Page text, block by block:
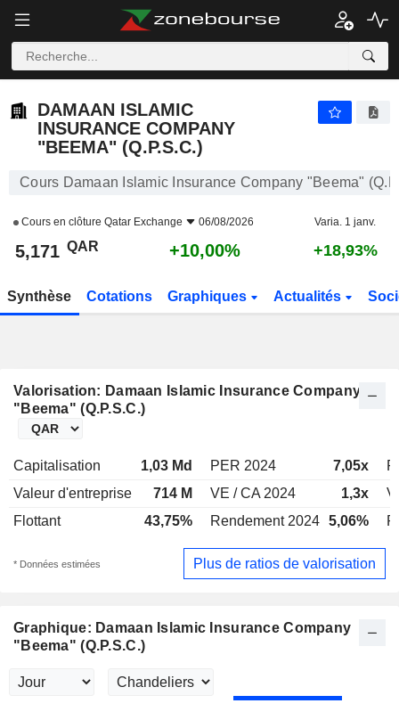
DAMAAN ISLAMIC
INSURANCE COMPANY
"BEEMA" (Q.P.S.C.)
Cours Damaan Islamic Insurance Company "Beema"
Cours en clôture Qatar Exchange 06/08/2026 Varia. 1 janv.
5,171 QAR +10,00% +18,93%
Synthèse Cotations Graphiques Actualités
Valorisation: Damaan Islamic Insurance Company
"Beema" (Q.P.S.C.)
Capitalisation 1,03 Md PER 2024 7,05x
Valeur d'entreprise
714 M VE / CA 2024 1,3x
Flottant
43,75% Rendement 2024 5,06%
* Données estimées Plus de ratios de valorisation
Graphique: Damaan Islamic Insurance Company
"Beema" (Q.P.S.C.)